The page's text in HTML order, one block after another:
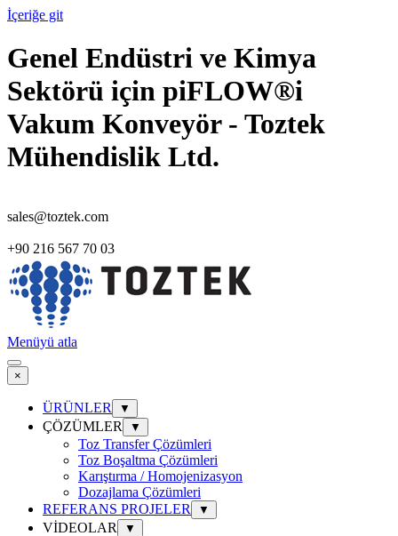
İçeriğe git
Genel Endüstri ve Kimya
Sektörü için piFLOW®i
Vakum Konveyör - Toztek
Mühendislik Ltd.
sales@toztek.com
+90 216 567 70 03
Menüyü atla
×
ÜRÜNLER ▼
ÇÖZÜMLER ▼
Toz Transfer Çözümleri
Toz Boşaltma Çözümleri
Karıştırma / Homojenizasyon
Dozajlama Çözümleri
REFERANS PROJELER
▼
VİDEOLAR ▼